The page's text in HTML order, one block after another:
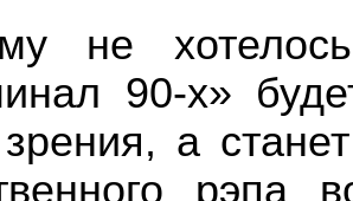
не
90-х»
а
рэпа